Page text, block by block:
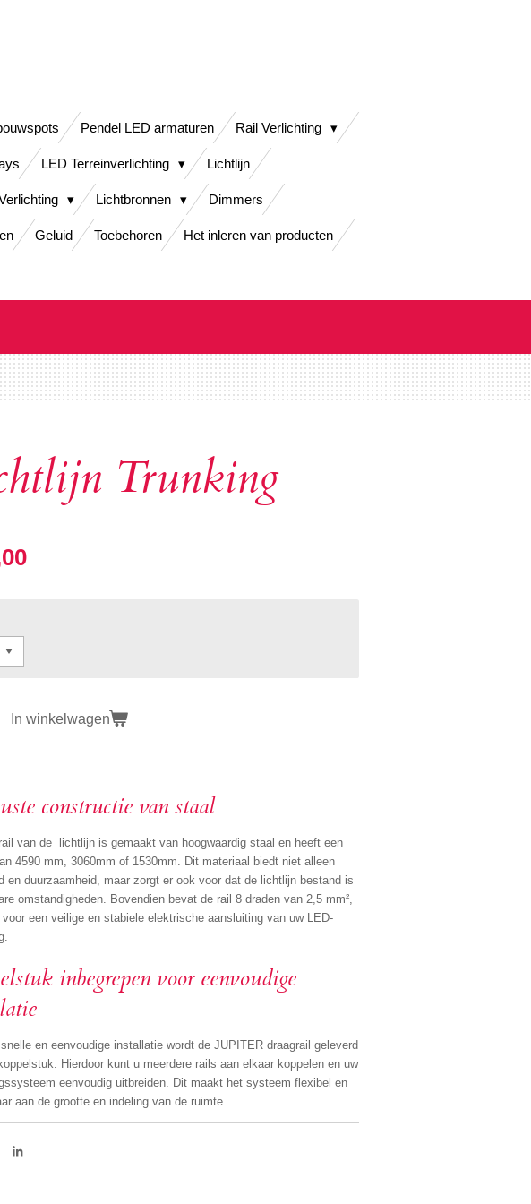
Pendel LED armaturen Rail Verlichting
LED Terreinverlichting Lichtlijn
Lichtbronnen Dimmers
Geluid Toebehoren Het inleren van producten
Trunking
In winkelwagen
constructie van staal
van de lichtlijn is gemaakt van hoogwaardig staal en heeft een
4590 mm, 3060mm of 1530mm. ⁤⁤Dit materiaal biedt niet alleen
en duurzaamheid, maar zorgt er ook voor dat de lichtlijn bestand is
omstandigheden. ⁤⁤Bovendien bevat de rail 8 draden van 2,5 mm²,
een veilige en stabiele elektrische aansluiting van uw LED-
inbegrepen voor eenvoudige
en eenvoudige installatie wordt de JUPITER draagrail geleverd
⁤⁤Hierdoor kunt u meerdere rails aan elkaar koppelen en uw
eenvoudig uitbreiden. ⁤⁤Dit maakt het systeem flexibel en
aan de grootte en indeling van de ruimte.
S